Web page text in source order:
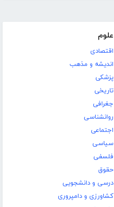
علوم
اقتصادی
اندیشه و مذهب
پزشکی
تاریخی
جغرافی
روانشناسی
اجتماعی
سیاسی
فلسفی
حقوق
درسی و دانشجویی
کشاورزی و دامپروری